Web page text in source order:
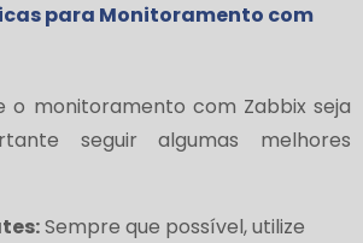
para Monitoramento com
o monitoramento com Zabbix seja
seguir algumas melhores
Sempre que possível, utilize